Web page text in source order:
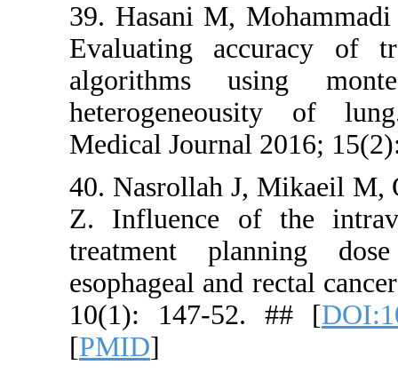
39.
Medical
40.
Z.
10(1):